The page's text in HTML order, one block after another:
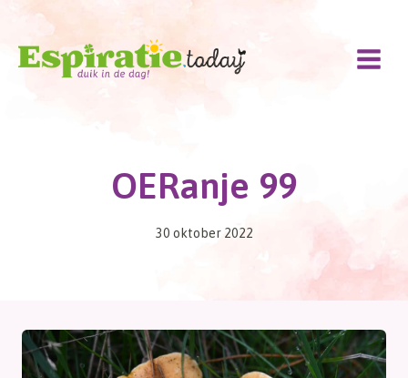
Doorgaan
inhoud
OERanje 99
30 oktober 2022